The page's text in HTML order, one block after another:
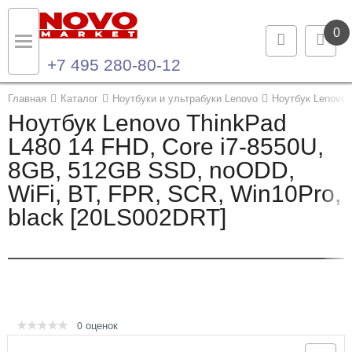
0
+7 495 280-80-12
Главная Каталог Ноутбуки и ультрабуки Lenovo Ноутбук Lenovo
Ноутбук Lenovo ThinkPad
L480 14 FHD, Core i7-8550U,
8GB, 512GB SSD, noODD,
WiFi, BT, FPR, SCR, Win10Pro,
black [20LS002DRT]
0 оценок
Назад
Каталог продукции
Ноутбуки и ультрабуки
Компьютеры
Назад
Контакты
Контактная информация